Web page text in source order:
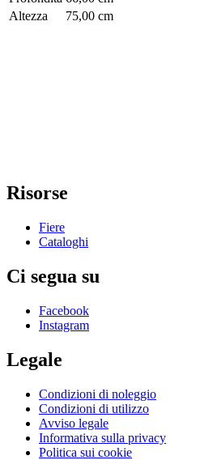
Altezza
75,00 cm
Risorse
Fiere
Cataloghi
Ci segua su
Facebook
Instagram
Legale
Condizioni di noleggio
Condizioni di utilizzo
Avviso legale
Informativa sulla privacy
Politica sui cookie